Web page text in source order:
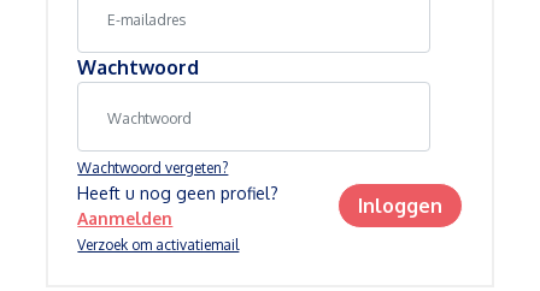
Wachtwoord
Wachtwoord vergeten?
Verzoek om activatiemail
Heeft u nog geen profiel?
Aanmelden
Inloggen